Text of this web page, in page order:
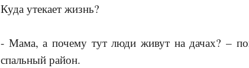
Куда утекает жизнь?
- Мама, а почему тут люди живут на дачах? –
спальный район.